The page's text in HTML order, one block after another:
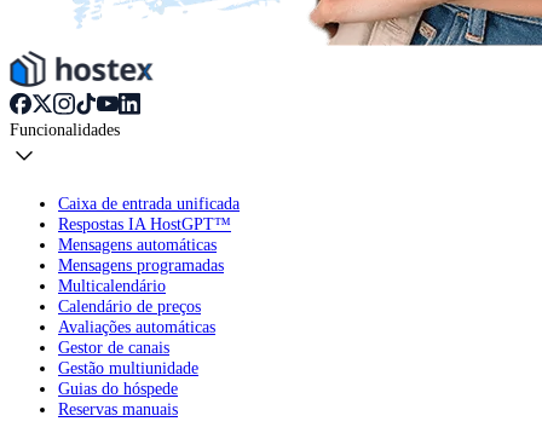
Funcionalidades
Caixa de entrada unificada
Respostas IA HostGPT™
Mensagens automáticas
Mensagens programadas
Multicalendário
Calendário de preços
Avaliações automáticas
Gestor de canais
Gestão multiunidade
Guias do hóspede
Reservas manuais